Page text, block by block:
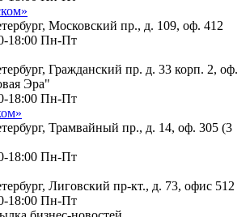
Московский пр., д. 109, оф. 412
18:00 Пн-Пт
Гражданский пр. д. 33 корп. 2, оф.
Эра"
18:00 Пн-Пт
Трамвайный пр., д. 14, оф. 305 (3
18:00 Пн-Пт
Лиговский пр-кт., д. 73, офис 512
18:00 Пн-Пт